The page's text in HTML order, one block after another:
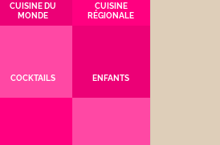
CUISINE DU
MONDE
CUISINE
RÉGIONALE
COCKTAILS ENFANTS